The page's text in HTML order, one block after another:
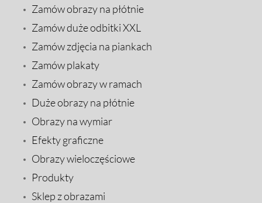
Zamów obrazy na płótnie
Zamów duże odbitki XXL
Zamów zdjęcia na piankach
Zamów plakaty
Zamów obrazy w ramach
Duże obrazy na płótnie
Obrazy na wymiar
Efekty graficzne
Obrazy wieloczęściowe
Produkty
Sklep z obrazami